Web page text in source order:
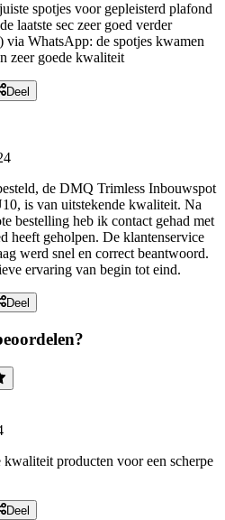
spotjes voor gepleisterd plafond
laatste sec zeer goed verder
via WhatsApp: de spotjes kwamen
zeer goede kwaliteit
Deel
de DMQ Trimless Inbouwspot
is van uitstekende kwaliteit. Na
bestelling heb ik contact gehad met
heeft geholpen. De klantenservice
werd snel en correct beantwoord.
ervaring van begin tot eind.
Deel
kwaliteit producten voor een scherpe
Deel